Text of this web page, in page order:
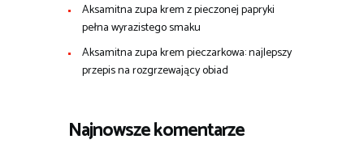
Aksamitna zupa krem z pieczonej papryki
pełna wyrazistego smaku
Aksamitna zupa krem pieczarkowa: najlepszy
przepis na rozgrzewający obiad
Najnowsze komentarze